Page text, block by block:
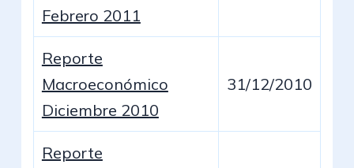
Febrero 2011
Reporte
Macroeconómico
Diciembre 2010
31/12/2010
Reporte